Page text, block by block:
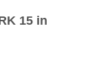
15 in